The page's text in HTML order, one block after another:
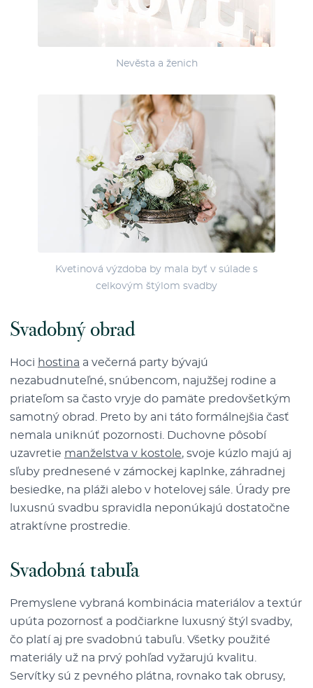
Nevěsta a ženich
Kvetinová výzdoba by mala byť v súlade s
celkovým štýlom svadby
Svadobný obrad
Hoci hostina a večerná party bývajú
nezabudnuteľné, snúbencom, najužšej rodine a
priateľom sa často vryje do pamäte predovšetkým
samotný obrad. Preto by ani táto formálnejšia časť
nemala uniknúť pozornosti. Duchovne pôsobí
uzavretie manželstva v kostole, svoje kúzlo majú aj
sľuby prednesené v zámockej kaplnke, záhradnej
besiedke, na pláži alebo v hotelovej sále. Úrady pre
luxusnú svadbu spravidla neponúkajú dostatočne
atraktívne prostredie.
Svadobná tabuľa
Premyslene vybraná kombinácia materiálov a textúr
upúta pozornosť a podčiarkne luxusný štýl svadby,
čo platí aj pre svadobnú tabuľu. Všetky použité
materiály už na prvý pohľad vyžarujú kvalitu.
Servítky sú z pevného plátna, rovnako tak obrusy,